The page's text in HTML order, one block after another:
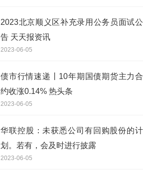
2023北京顺义区补充录用公务员面试公
告 天天报资讯
2023-06-05
债市行情速递丨10年期国债期货主力合
约收涨0.14% 热头条
2023-06-05
华联控股：未获悉公司有回购股份的计
划。若有，会及时进行披露
2023-06-05